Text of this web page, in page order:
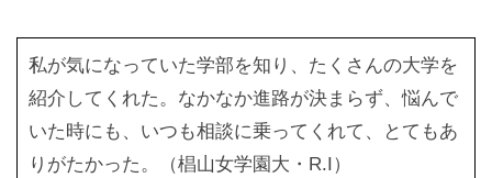
私が気になっていた学部を知り、たくさんの大学を
紹介してくれた。なかなか進路が決まらず、悩んで
いた時にも、いつも相談に乗ってくれて、とてもあ
りがたかった。（椙山女学園大・R.I）